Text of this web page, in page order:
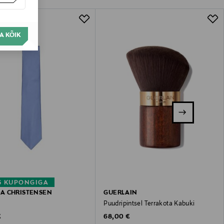
KÕIK
KUPONGIGA
CHRISTENSEN
GUERLAIN
Puudripintsel Terrakota Kabuki
Original Price
68,00 €